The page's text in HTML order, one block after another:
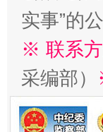
实事”的
※ 联系方
采编部）